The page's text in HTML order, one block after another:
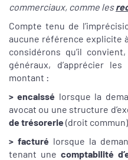
commerciaux, comme les
Compte tenu de
aucune référence explicite
considérons qu’il
généraux, d’apprécier
montant :
> encaissé lorsque la
avocat ou une structure
de trésorerie(droit
> facturé lorsque la
tenant une comptabilité